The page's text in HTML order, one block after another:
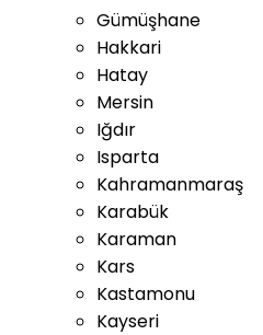
Gümüşhane
Hakkari
Hatay
Mersin
Iğdır
Isparta
Kahramanmaraş
Karabük
Karaman
Kars
Kastamonu
Kayseri